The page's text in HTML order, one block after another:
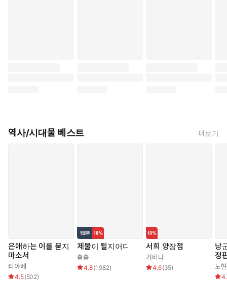
역사/시대물 베스트 더보기
은애하는 이를 묻지
마소서
티야베
4.5(502)
제물이 될지어다
춈춈
4.8(1,982)
서희 양장점
거비나
4.6(35)
낭
정
도